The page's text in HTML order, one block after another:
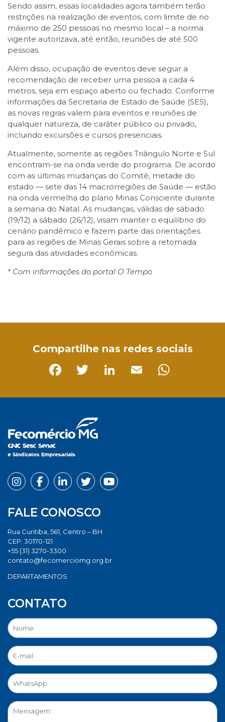
Sendo assim, essas localidades agora também terão
restrições na realização de eventos, com limite de no
máximo de 250 pessoas no mesmo local – a norma
vigente autorizava, até então, reuniões de até 500
pessoas.
Além disso, ocupação de eventos deve seguir a
recomendação de receber uma pessoa a cada 4
metros, seja em espaço aberto ou fechado. Conforme
informações da Secretaria de Estado de Saúde (SES),
as novas regras valem para eventos e reuniões de
qualquer natureza, de caráter público ou privado,
incluindo excursões e cursos presenciais.
Atualmente, somente as regiões Triângulo Norte e Sul
encontram-se na onda verde do programa. De acordo
com as últimas mudanças do Comitê, metade do
estado — sete das 14 macrorregiões de Saúde — estão
na onda vermelha do plano Minas Consciente durante
a semana do Natal. As mudanças, válidas de sábado
(19/12) a sábado (26/12), visam manter o equilíbrio do
cenário pandêmico e fazem parte das orientações
para as regiões de Minas Gerais sobre a retomada
segura das atividades econômicas.
* Com informações do portal O Tempo
Compartilhe nas redes sociais
FALE CONOSCO
Rua Curitiba, 561, Centro – BH
CEP: 30170-121
+55 (31) 3270-3300
contato@fecomerciomg.org.br
DEPARTAMENTOS
CONTATO